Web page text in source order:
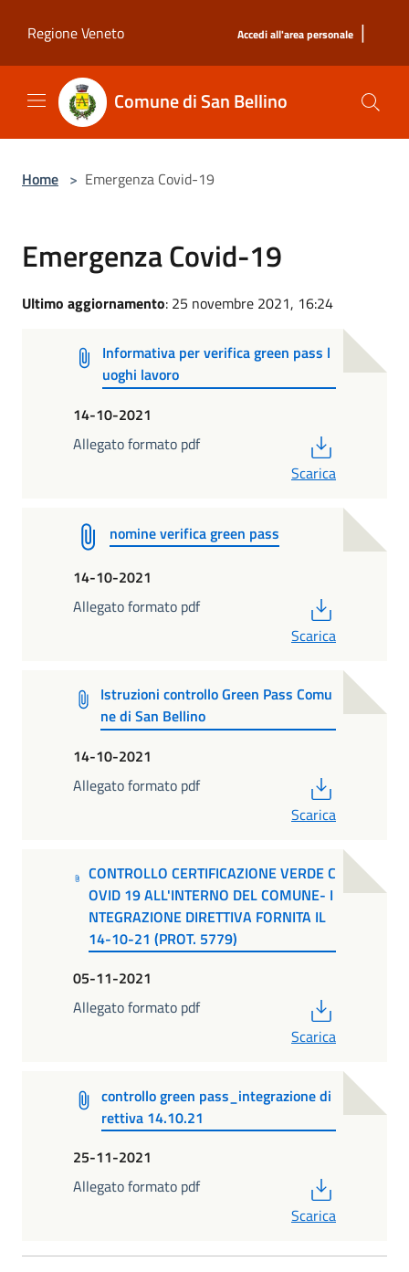
Regione Veneto
Accedi all'area personale |
Comune di San Bellino
Home > Emergenza Covid-19
Emergenza Covid-19
Ultimo aggiornamento: 25 novembre 2021, 16:24
Informativa per verifica green pass l
uoghi lavoro
14-10-2021
Allegato formato pdf
Scarica
nomine verifica green pass
14-10-2021
Allegato formato pdf
Scarica
Istruzioni controllo Green Pass Comu
ne di San Bellino
14-10-2021
Allegato formato pdf
Scarica
CONTROLLO CERTIFICAZIONE VERDE C
OVID 19 ALL'INTERNO DEL COMUNE- I
NTEGRAZIONE DIRETTIVA FORNITA IL
14-10-21 (PROT. 5779)
05-11-2021
Allegato formato pdf
Scarica
controllo green pass_integrazione di
rettiva 14.10.21
25-11-2021
Allegato formato pdf
Scarica